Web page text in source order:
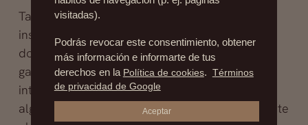
También hay que fijarse en la
instalaciones. Muy importante. Debe estar
dotada de todo lo necesario para
garantizartanto las mejores condiciones de la
intervención, como el tratamiento si surgiera
algún tipo de complicación o la estancia durante
visitadas).
Podrás revocar este consentimiento, obtener
más información e informarte de tus
derechos en la Política de cookies. Términos
de privacidad de Google
Aceptar